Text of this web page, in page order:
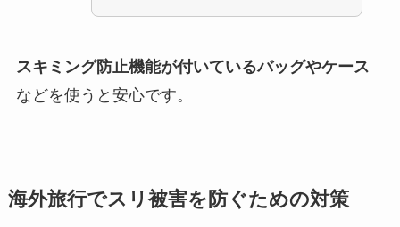
スキミング防止機能が付いているバッグやケース
などを使うと安心です。
海外旅行でスリ被害を防ぐための対策